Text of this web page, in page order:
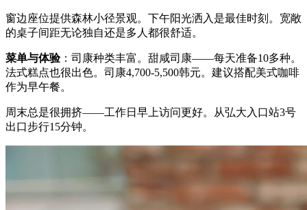
窗边座位提供森林小径景观。下午阳光洒入是最佳时刻。宽敞
的桌子间距无论独自还是多人都很舒适。
菜单与体验：司康种类丰富。甜咸司康——每天准备10多种。
法式糕点也很出色。司康4,700-5,500韩元。建议搭配美式咖啡
作为早午餐。
周末总是很拥挤——工作日早上访问更好。从弘大入口站3号
出口步行15分钟。